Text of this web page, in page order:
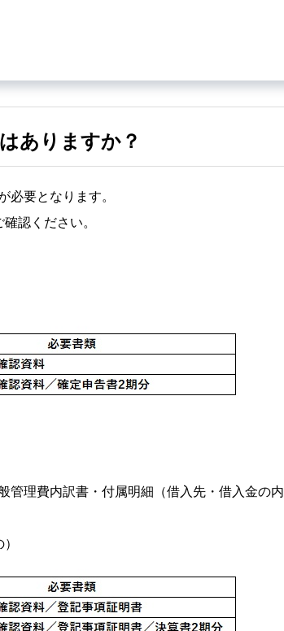
ありますか？
要となります。
認ください。
管理費内訳書・付属明細（借入先・借入金の内